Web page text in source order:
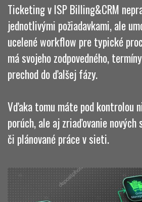
Ticketing v ISP Billing&CRM
jednotlivými požiadavkami, ale
ucelené workflow pre typické
má svojeho zodpovedného,
prechod do ďalšej fázy.
Vďaka tomu máte pod kontrolou
porúch, ale aj zriaďovanie
či plánované práce v sieti.